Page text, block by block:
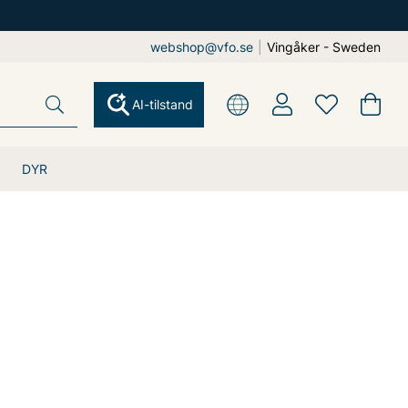
webshop@vfo.se Vingåker - Sweden
DYR
AI-tilstand